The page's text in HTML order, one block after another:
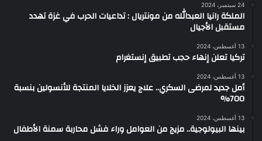
24 سبتمبر، 2024
الملكة رانيا العبدالله من مونتريال : تداعيات الحرب في غزة تهدد
مستقبل الأجيال
13 أغسطس، 2024
تركيا تعلن إنهاء حجب تطبيق إنستغرام
13 أغسطس، 2024
أمل جديد لمرضى السكري.. علاج يعزز الخلايا المنتجة للأنسولين بنسبة
700%
13 أغسطس، 2024
بينها البيولوجية.. مزيج من العوامل وراء فشل محاربة سمنة الأطفال